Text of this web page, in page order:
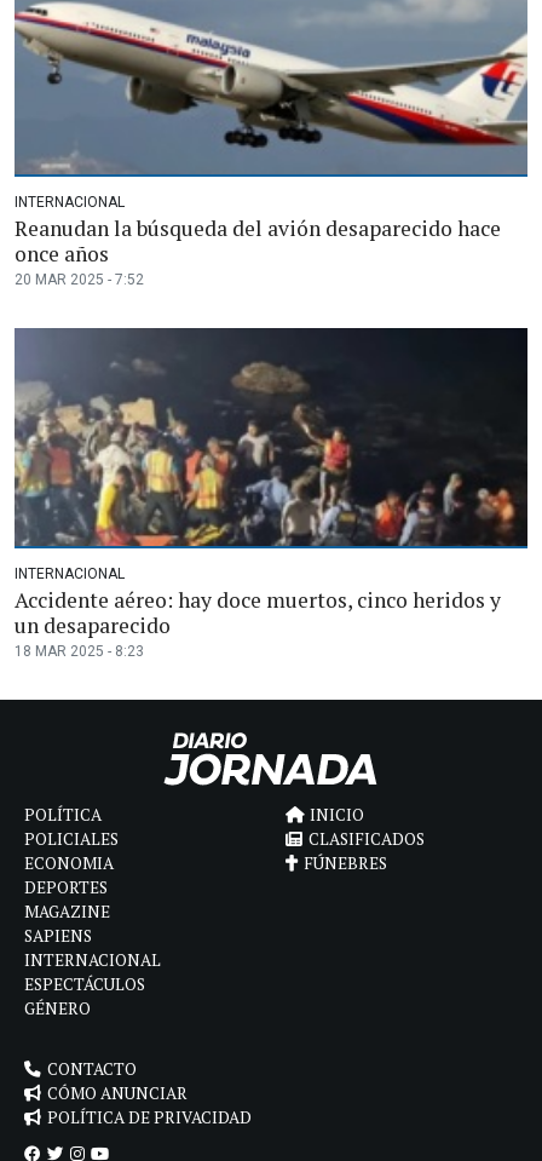
INTERNACIONAL
Reanudan la búsqueda del avión desaparecido hace
once años
20 MAR 2025 - 7:52
INTERNACIONAL
Accidente aéreo: hay doce muertos, cinco heridos y
un desaparecido
18 MAR 2025 - 8:23
POLÍTICA
POLICIALES
ECONOMIA
DEPORTES
MAGAZINE
SAPIENS
INTERNACIONAL
ESPECTÁCULOS
GÉNERO
INICIO
CLASIFICADOS
FÚNEBRES
CONTACTO
CÓMO ANUNCIAR
POLÍTICA DE PRIVACIDAD